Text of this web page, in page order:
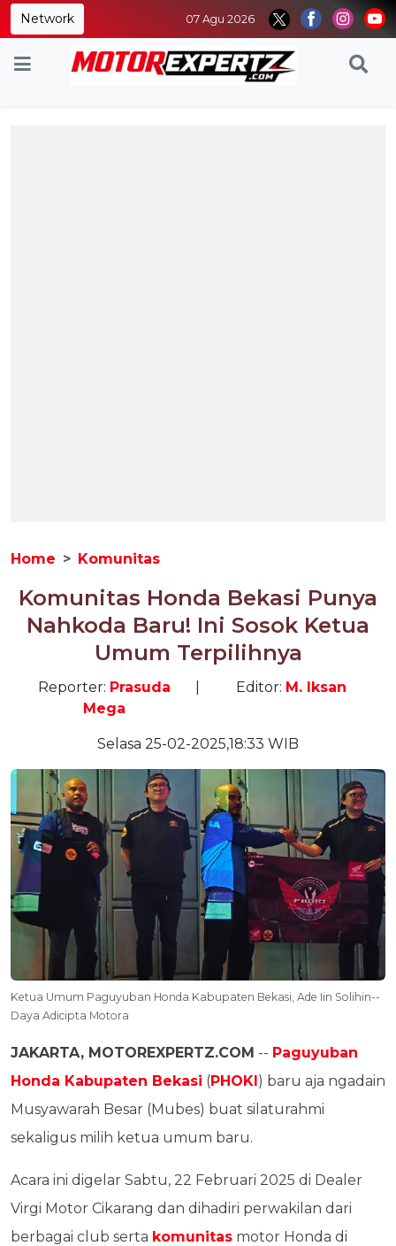
Network 07 Agu 2026
Home Komunitas
Komunitas Honda Bekasi Punya
Nahkoda Baru! Ini Sosok Ketua
Umum Terpilihnya
Reporter: Prasuda
Mega
Editor: M. Iksan
Selasa 25-02-2025,18:33 WIB
Ketua Umum Paguyuban Honda Kabupaten Bekasi, Ade Iin Solihin--
Daya Adicipta Motora
JAKARTA, MOTOREXPERTZ.COM -- Paguyuban
Honda Kabupaten Bekasi (PHOKI) baru aja ngadain
Musyawarah Besar (Mubes) buat silaturahmi
sekaligus milih ketua umum baru.
Acara ini digelar Sabtu, 22 Februari 2025 di Dealer
Virgi Motor Cikarang dan dihadiri perwakilan dari
berbagai club serta komunitas motor Honda di